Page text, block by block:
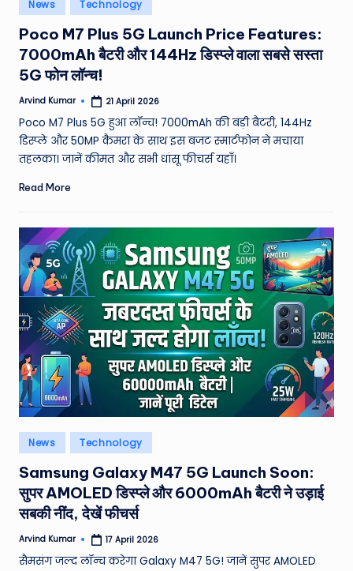
in
News Technology
Poco M7 Plus 5G Launch Price Features:
7000mAh बैटरी और 144Hz डिस्प्ले वाला सबसे सस्ता
5G फोन लॉन्च!
Posted
Arvind Kumar 21 April 2026
Poco M7 Plus 5G हुआ लॉन्च! 7000mAh की बड़ी बैटरी, 144Hz
डिस्प्ले और 50MP कैमरा के साथ इस बजट स्मार्टफोन ने मचाया
तहलका। जानें कीमत और सभी धांसू फीचर्स यहाँ।
Read More
Posted
in
News Technology
Samsung Galaxy M47 5G Launch Soon:
सुपर AMOLED डिस्प्ले और 6000mAh बैटरी ने उड़ाई
सबकी नींद, देखें फीचर्स
Posted
by
Arvind Kumar 17 April 2026
सैमसंग जल्द लॉन्च करेगा Galaxy M47 5G! जानें सुपर AMOLED